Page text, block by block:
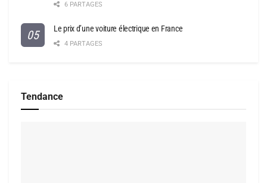
6 PARTAGES
Le prix d’une voiture électrique en France
4 PARTAGES
Tendance